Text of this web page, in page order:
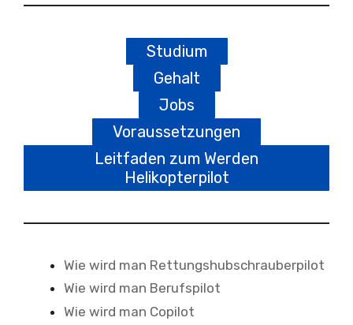
Studium
Gehalt
Jobs
Voraussetzungen
Leitfaden zum Werden
Helikopterpilot
Wie wird man Rettungshubschrauberpilot
Wie wird man Berufspilot
Wie wird man Copilot